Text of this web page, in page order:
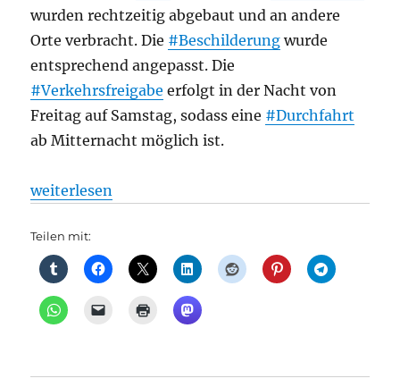
wurden rechtzeitig abgebaut und an andere
Orte verbracht. Die #Beschilderung wurde
entsprechend angepasst. Die
#Verkehrsfreigabe erfolgt in der Nacht von
Freitag auf Samstag, sodass eine #Durchfahrt
ab Mitternacht möglich ist.
„Straßenverkehr: Friedrichstraße ist ab dem 1. Juli
weiterlesen
Teilen mit: